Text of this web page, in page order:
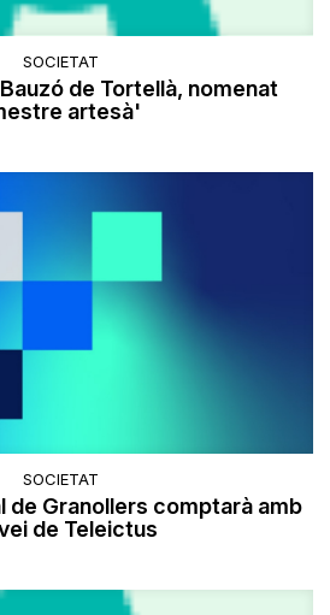
SOCIETAT
de Tortellà, nomenat
artesà'
SOCIETAT
de Granollers comptarà amb
de Teleictus